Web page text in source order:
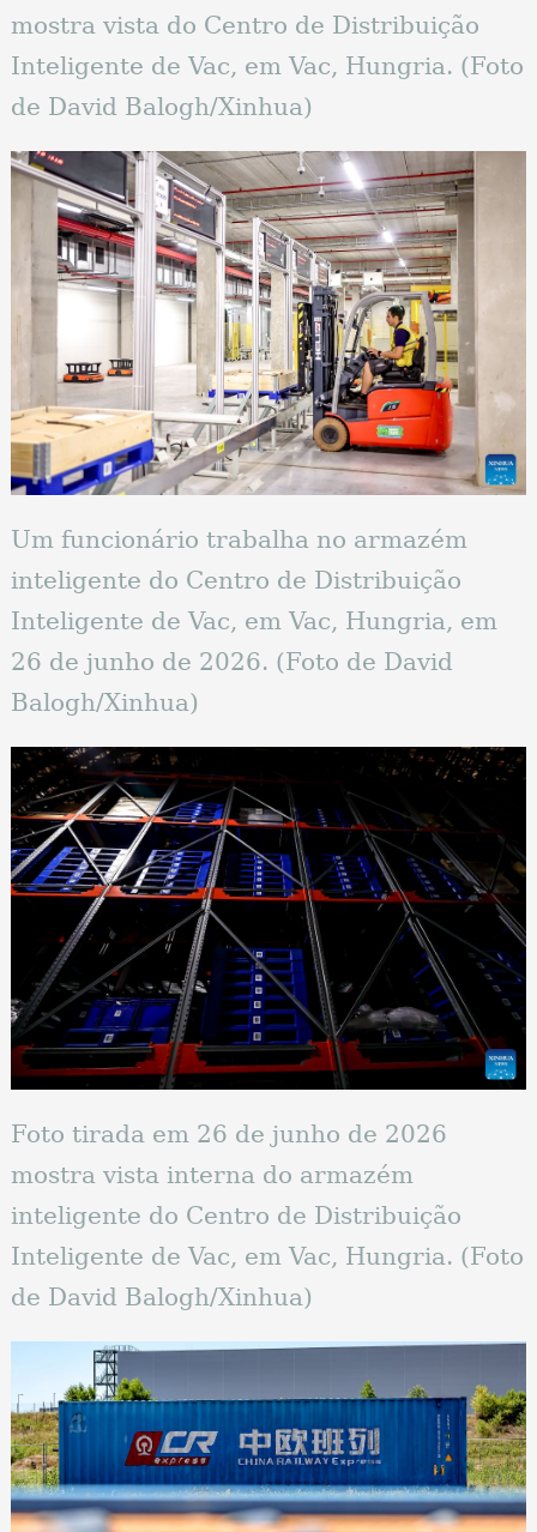
mostra vista do Centro de Distribuição
Inteligente de Vac, em Vac, Hungria. (Foto
de David Balogh/Xinhua)
Um funcionário trabalha no armazém
inteligente do Centro de Distribuição
Inteligente de Vac, em Vac, Hungria, em
26 de junho de 2026. (Foto de David
Balogh/Xinhua)
Foto tirada em 26 de junho de 2026
mostra vista interna do armazém
inteligente do Centro de Distribuição
Inteligente de Vac, em Vac, Hungria. (Foto
de David Balogh/Xinhua)